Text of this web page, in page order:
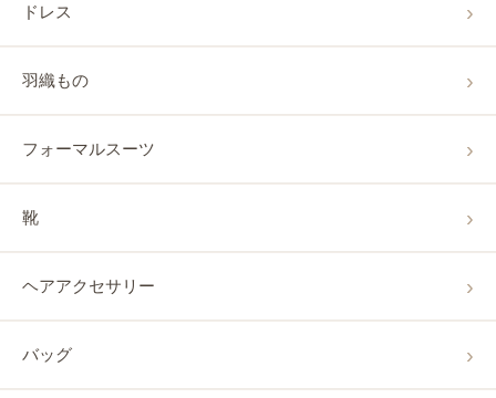
ドレス
羽織もの
フォーマルスーツ
靴
ヘアアクセサリー
バッグ